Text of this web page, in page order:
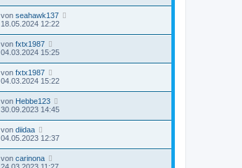
von seahawk137
18.05.2024 12:22
von fxtx1987
04.03.2024 15:25
von fxtx1987
04.03.2024 15:22
von Hebbe123
30.09.2023 14:45
von diidaa
04.05.2023 12:37
von carinona
24.03.2023 11:27